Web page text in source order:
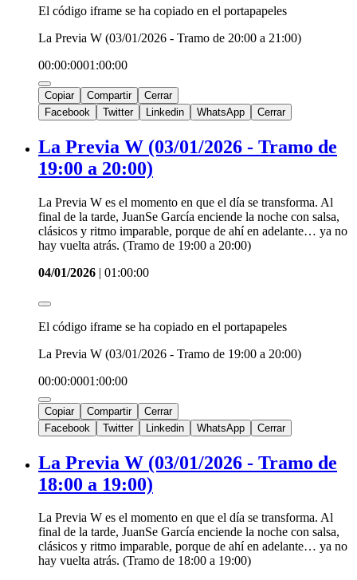
El código iframe se ha copiado en el portapapeles
La Previa W (03/01/2026 - Tramo de 20:00 a 21:00)
00:00:0001:00:00
Copiar Compartir
Cerrar
Facebook
Twitter Linkedin WhatsApp Cerrar
La Previa W (03/01/2026 - Tramo de
19:00 a 20:00)
La Previa W es el momento en que el día se transforma. Al
final de la tarde, JuanSe García enciende la noche con salsa,
clásicos y ritmo imparable, porque de ahí en adelante… ya no
hay vuelta atrás. (Tramo de 19:00 a 20:00)
04/01/2026 | 01:00:00
El código iframe se ha copiado en el portapapeles
La Previa W (03/01/2026 - Tramo de 19:00 a 20:00)
00:00:0001:00:00
Copiar Compartir
Cerrar
Facebook
Twitter Linkedin WhatsApp Cerrar
La Previa W (03/01/2026 - Tramo de
18:00 a 19:00)
La Previa W es el momento en que el día se transforma. Al
final de la tarde, JuanSe García enciende la noche con salsa,
clásicos y ritmo imparable, porque de ahí en adelante… ya no
hay vuelta atrás. (Tramo de 18:00 a 19:00)